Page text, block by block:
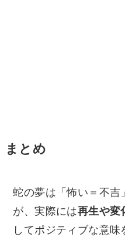
まとめ
蛇の夢は「怖い＝不吉
が、実際には再生や変
してポジティブな意味